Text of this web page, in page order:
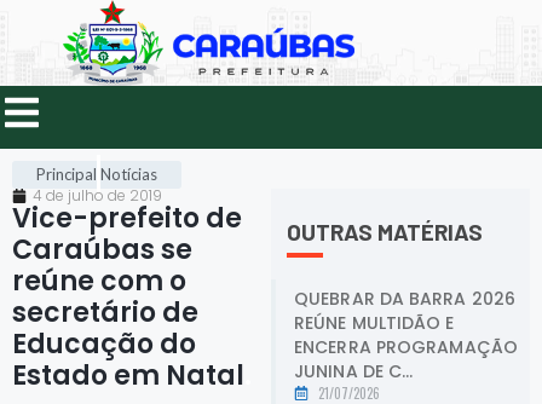
Principal Notícias
4 de julho de 2019
Vice-prefeito de
Caraúbas se
reúne com o
secretário de
Educação do
Estado em Natal
OUTRAS MATÉRIAS
QUEBRAR DA BARRA 2026
REÚNE MULTIDÃO E
ENCERRA PROGRAMAÇÃO
JUNINA DE C...
21/07/2026